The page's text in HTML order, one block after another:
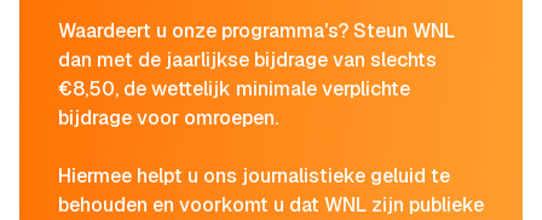
Waardeert u onze programma's? Steun WNL
dan met de jaarlijkse bijdrage van slechts
€8,50, de wettelijk minimale verplichte
bijdrage voor omroepen.
Hiermee helpt u ons journalistieke geluid te
behouden en voorkomt u dat WNL zijn publieke